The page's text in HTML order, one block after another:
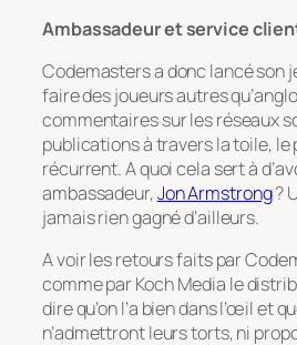
Ambassadeur et service
Codemasters a donc lancé son
faire des joueurs autres
commentaires sur les réseaux
publications à travers la toile, le
récurrent. A quoi cela sert à
ambassadeur,Jon Armstrong?
jamais rien gagné d’ailleurs.
A voir les retours faits par
comme par Koch Media le
dire qu’on l’a bien dans l’œil et
n’admettront leurs torts, ni